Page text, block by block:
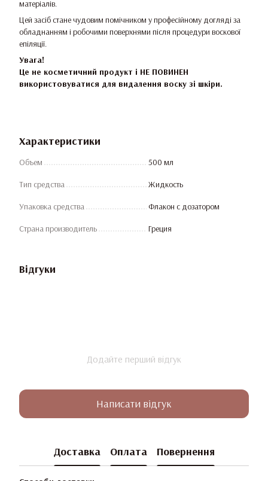
матеріалів.
Цей засіб стане чудовим помічником у професійному догляді за
обладнанням і робочими поверхнями після процедури воскової
епіляції.
Увага!
Це не косметичний продукт і НЕ ПОВИНЕН
використовуватися для видалення воску зі шкіри.
Характеристики
Объем 500 мл
Тип средства Жидкость
Упаковка средства Флакон с дозатором
Страна производитель Греция
Відгуки
Додайте перший відгук
Написати відгук
Доставка Оплата Повернення